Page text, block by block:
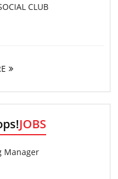
CLUB
JOBS
Manager